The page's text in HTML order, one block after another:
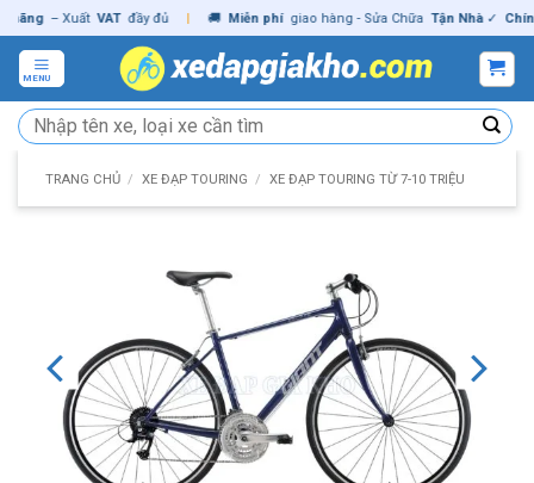
Skip
to
content
– Xuất VAT đầy đủ | 🚚 Miễn phí giao hàng - Sửa Chữa Tận Nhà ✓ Chính
MENU
Tìm
kiếm:
TRANG CHỦ / XE ĐẠP TOURING / XE ĐẠP TOURING TỪ 7-10 TRIỆU